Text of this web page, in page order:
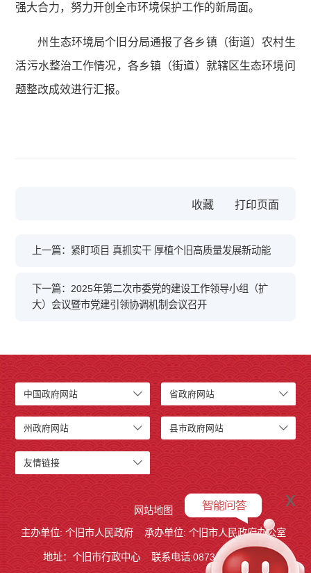
强大合力，努力开创全市环境保护工作的新局面。
州生态环境局个旧分局通报了各乡镇（街道）农村生
活污水整治工作情况，各乡镇（街道）就辖区生态环境问
题整改成效进行汇报。
收藏
上一篇：紧盯项目 真抓实干 厚植个旧高质量发展新动能
下一篇：2025年第二次市委党的建设工作领导小组（扩
大）会议暨市党建引领协调机制会议召开
中国政府网站 省政府网站
州政府网站 县市政府网站
友情链接
网站地图
主办单位: 个旧市人民政府
承办单位: 个旧市人民政府办公室
地址：个旧市行政中心 联系电话:0873－2123215
x